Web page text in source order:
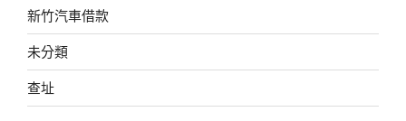
新竹汽車借款
未分類
查址